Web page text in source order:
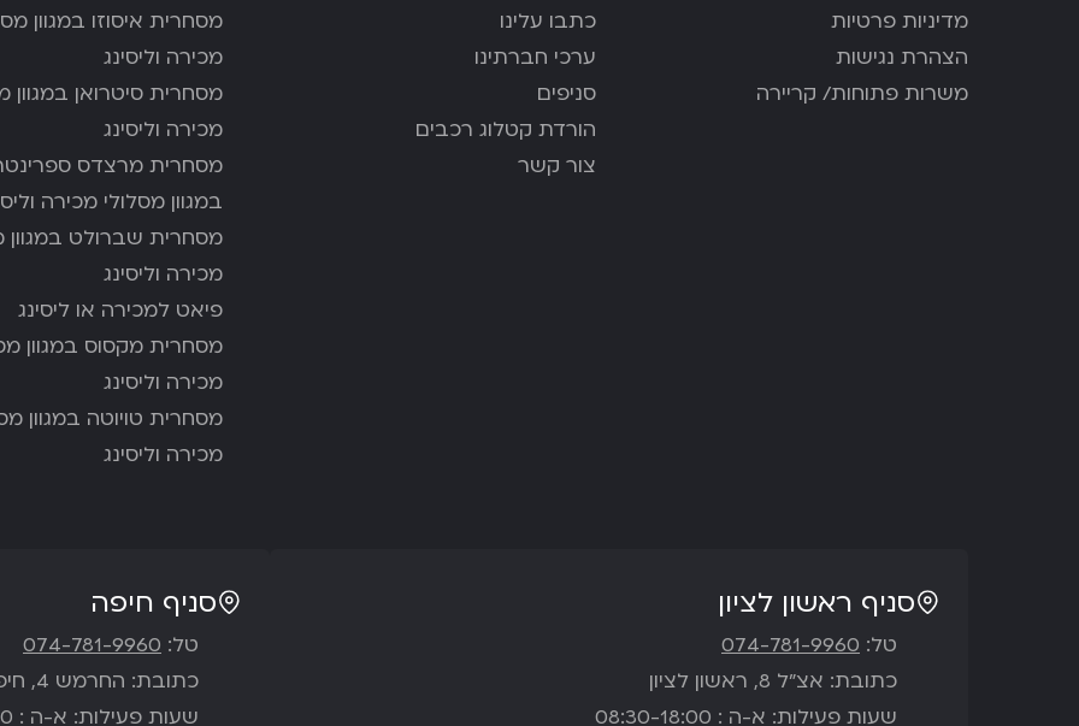
מדיניות פרטיות
הצהרת נגישות
משרות פתוחות/ קריירה
כתבו עלינו
ערכי חברתינו
סניפים
הורדת קטלוג רכבים
צור קשר
מסחרית איסוזו במגוון
מכירה וליסינג
מסחרית סיטרואן במגוון
מכירה וליסינג
מסחרית מרצדס
במגוון מסלולי מכירה
מסחרית שברולט במגוון
מכירה וליסינג
פיאט למכירה או ליסינג
מסחרית מקסוס במגוון
מכירה וליסינג
מסחרית טויוטה במגוון
מכירה וליסינג
סניף ראשון לציון
טל: 074-781-9960
כתובת: אצ”ל 8, ראשון לציון
שעות פעילות: א-ה : 08:30-18:00
סניף חיפה
טל: 074-781-9960
כתובת: החרמש 4, חיפה
שעות פעילות: א-ה : 09:00-18:00